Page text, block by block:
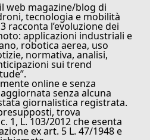
web magazine/blog di
tecnologia e mobilità
racconta l’evoluzione dei
applicazioni industriali e
robotica aerea, uso
normativa, analisi,
sui trend
online e senza
senza alcuna
giornalistica registrata.
trova
1, L. 103/2012 che esenta
ex art. 5 L. 47/1948 e